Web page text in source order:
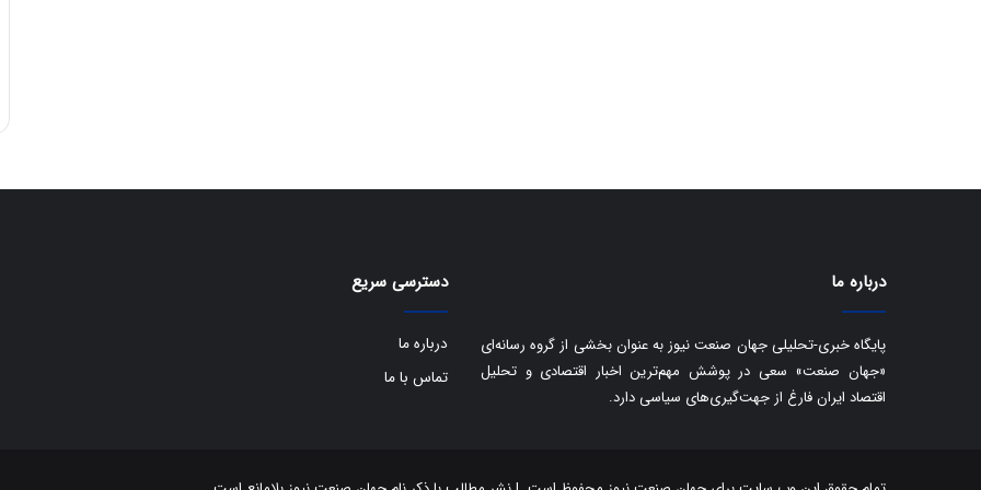
درباره ما
پایگاه خبری-تحلیلی جهان صنعت نیوز به عنوان بخشی از گروه رسانه‌ای
«جهان صنعت» سعی در پوشش مهم‌ترین اخبار اقتصادی و تحلیل
اقتصاد ایران فارغ از جهت‌گیری‌های سیاسی دارد.
دسترسی سریع
درباره ما
تماس با ما